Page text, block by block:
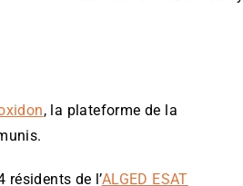
, la plateforme de la
de l’ALGED ESAT